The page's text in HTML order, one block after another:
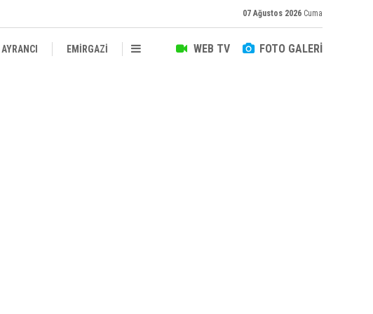
07 Ağustos 2026 Cuma
WEB TV FOTO GALERİ
AYRANCI EMİRGAZİ